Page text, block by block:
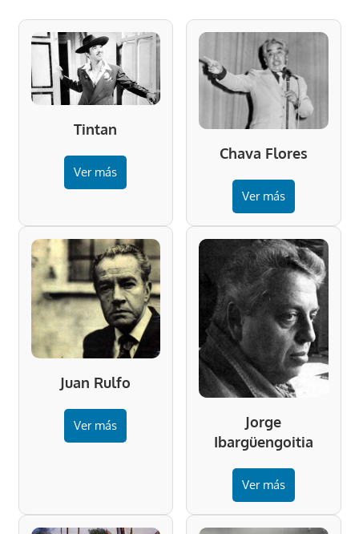
Tintan
Ver más
Chava Flores
Ver más
Juan Rulfo
Ver más
Jorge
Ibargüengoitia
Ver más